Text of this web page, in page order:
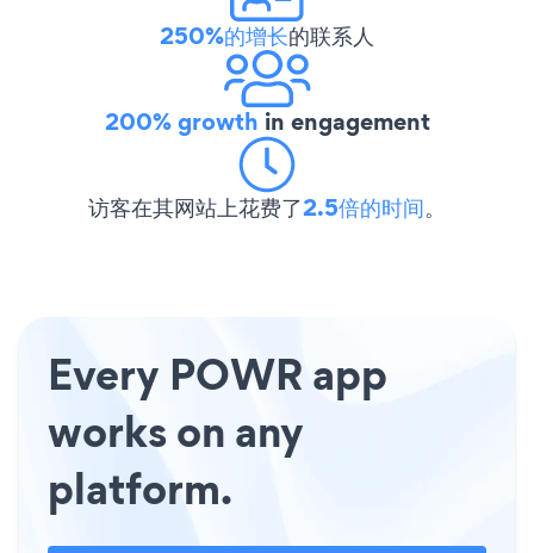
250%的增长的联系人
200% growth in engagement
访客在其网站上花费了2.5倍的时间。
Every POWR app
works on any
platform.